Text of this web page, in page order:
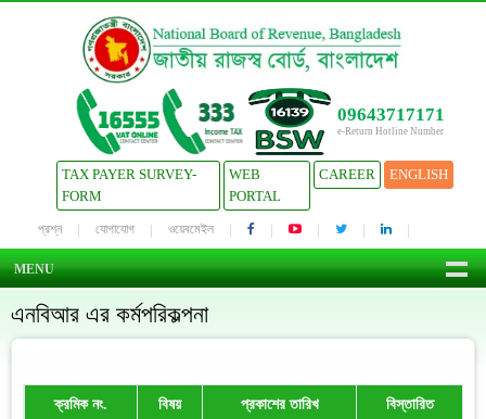
09643717171
e-Return Hotline Number
TAX PAYER SURVEY-
FORM
WEB
PORTAL
CAREER ENGLISH
প্রশ্ন যোগাযোগ ওয়েবমেইল
MENU
এনবিআর এর কর্মপরিকল্পনা
ক্রমিক নং. বিষয় প্রকাশের তারিখ বিস্তারিত